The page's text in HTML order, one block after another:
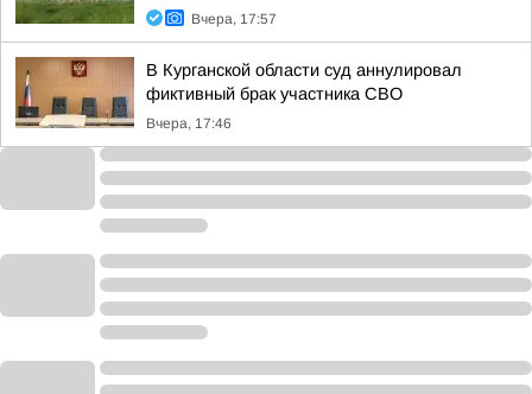
Вчера, 17:57
В Курганской области суд аннулировал
фиктивный брак участника СВО
Вчера, 17:46